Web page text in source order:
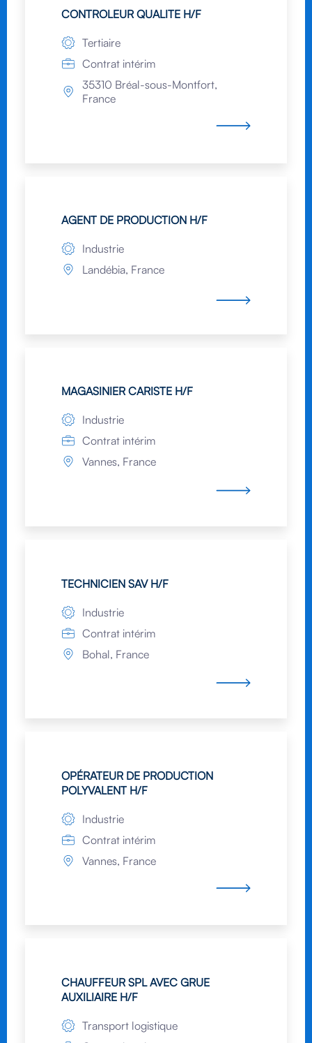
CONTROLEUR QUALITE H/F
Tertiaire
Contrat intérim
35310 Bréal-sous-Montfort,
France
AGENT DE PRODUCTION H/F
Industrie
Landébia, France
MAGASINIER CARISTE H/F
Industrie
Contrat intérim
Vannes, France
TECHNICIEN SAV H/F
Industrie
Contrat intérim
Bohal, France
OPÉRATEUR DE PRODUCTION
POLYVALENT H/F
Industrie
Contrat intérim
Vannes, France
CHAUFFEUR SPL AVEC GRUE
AUXILIAIRE H/F
Transport logistique